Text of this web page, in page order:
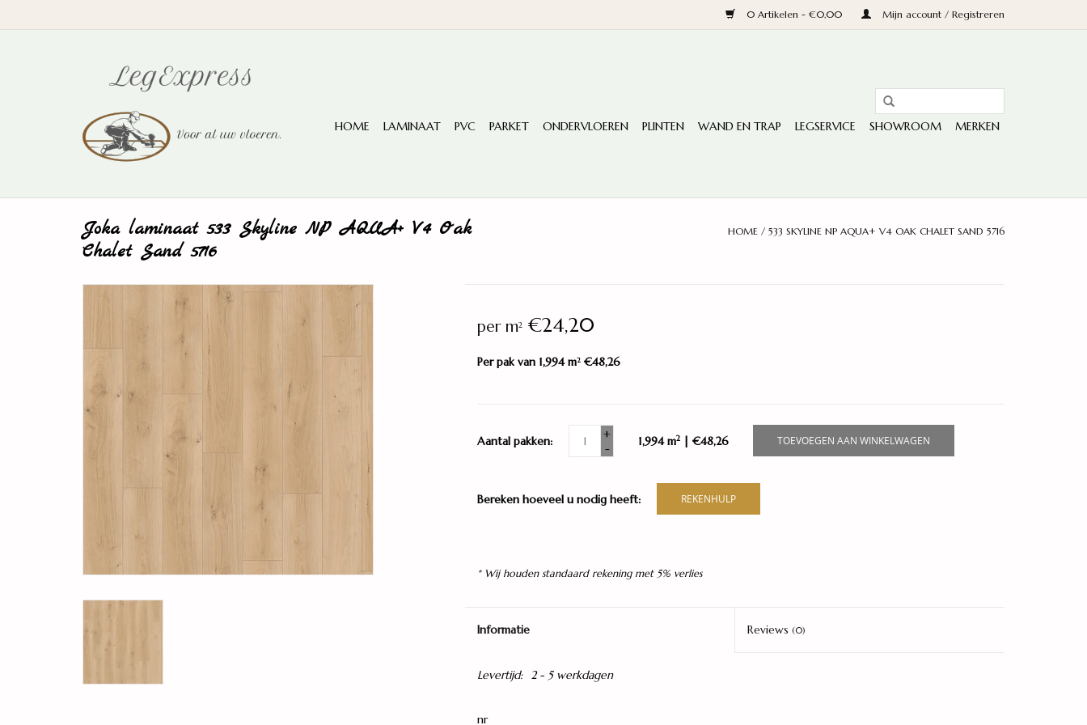
0 Artikelen - €0,00 Mijn account / Registreren
HOME LAMINAAT PVC PARKET ONDERVLOEREN PLINTEN WAND EN TRAP LEGSERVICE SHOWROOM MERKEN
Joka laminaat 533 Skyline NP AQUA+ V4 Oak
Chalet Sand 5716
HOME / 533 SKYLINE NP AQUA+ V4 OAK CHALET SAND 5716
per m2€24,20
Per pak van 1,994 m2€48,26
Aantal pakken:
+
-
1,994 m2| €48,26 TOEVOEGEN AAN WINKELWAGEN
Bereken hoeveel u nodig heeft: REKENHULP
* Wij houden standaard rekening met 5% verlies
Informatie Reviews(0)
Levertijd: 2 - 5 werkdagen
nr